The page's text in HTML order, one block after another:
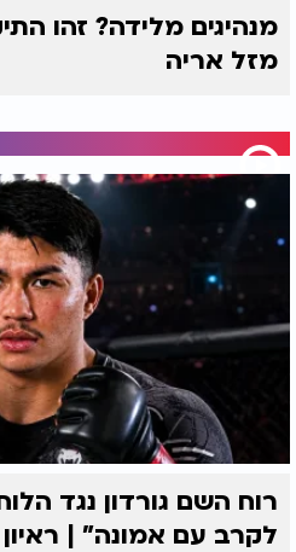
מנהיגים מלידה? זהו
מזל אריה
רוח השם גורדון נגד
לקרב עם אמונה” |